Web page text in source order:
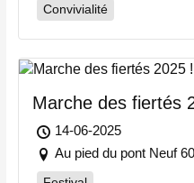
Convivialité
Marche des fiertés
14-06-2025
Au pied du pont Neuf